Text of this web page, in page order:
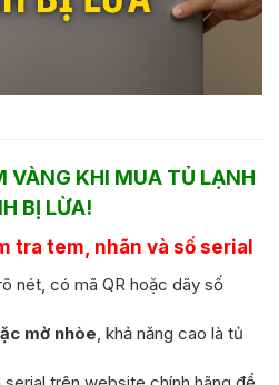
VÀNG KHI MUA TỦ LẠNH
BỊ LỪA!
tra tem, nhãn và số serial
nét, có mã QR hoặc dãy số
mờ nhòe , khả năng cao là tủ